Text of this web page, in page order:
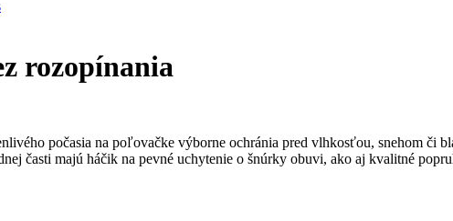
rozopínania
počasia na poľovačke výborne ochránia pred vlhkosťou, snehom či
časti majú háčik na pevné uchytenie o šnúrky obuvi, ako aj kvalitné